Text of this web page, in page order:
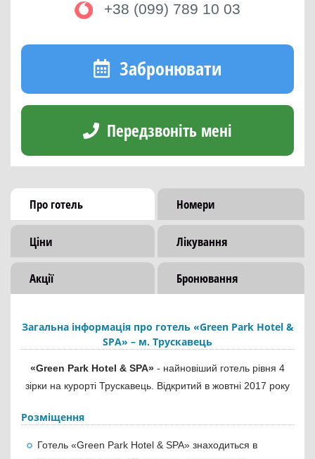
+38 (099) 789 10 03
Забронювати
Передзвоніть мені
Про готель Номери
Ціни Лікування
Акції Бронювання
Загальна інформація про готель «Green Park Hotel &
SPA» – м. Трускавець
«Green Park Hotel & SPA» - найновіший готель рівня 4
зірки на курорті Трускавець. Відкритий в жовтні 2017 року
Розміщення
Готель «Green Park Hotel & SPA» знаходиться в